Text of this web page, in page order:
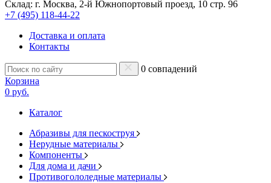
Склад: г. Москва, 2-й Южнопортовый проезд, 10 стр. 96
+7 (495) 118-44-22
Доставка и оплата
Контакты
0 совпадений
Корзина
0 руб.
Каталог
Абразивы для пескоструя
Нерудные материалы
Компоненты
Для дома и дачи
Противогололедные материалы